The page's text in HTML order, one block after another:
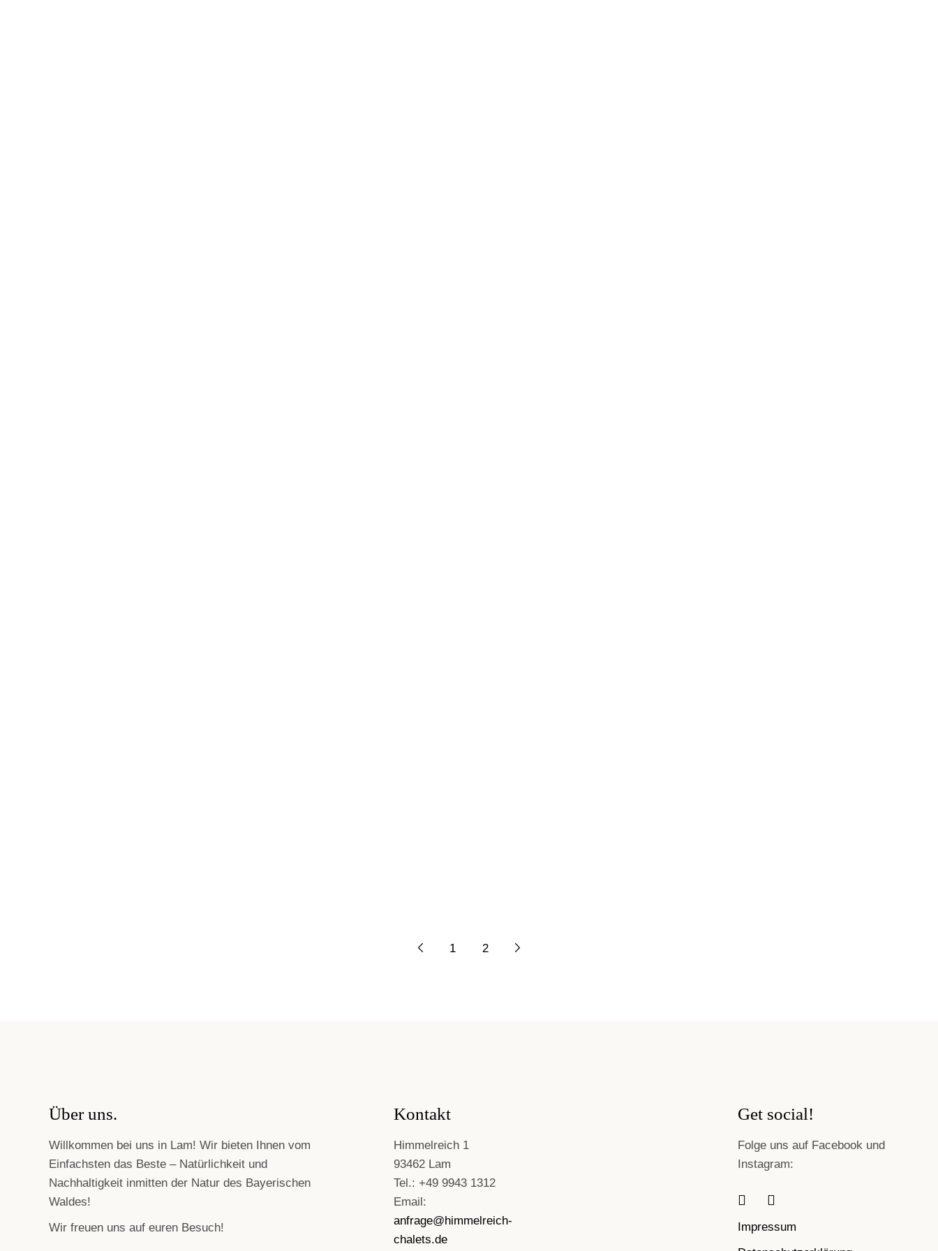
1 2
Über uns.
Willkommen bei uns in Lam! Wir bieten Ihnen vom
Einfachsten das Beste – Natürlichkeit und
Nachhaltigkeit inmitten der Natur des Bayerischen
Waldes!
Wir freuen uns auf euren Besuch!
Kontakt
Himmelreich 1
93462 Lam
Tel.: +49 9943 1312
Email:
anfrage@himmelreich-
chalets.de
Get social!
Folge uns auf Facebook und
Instagram:
Impressum